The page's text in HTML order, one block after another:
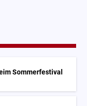
Sommerfestival